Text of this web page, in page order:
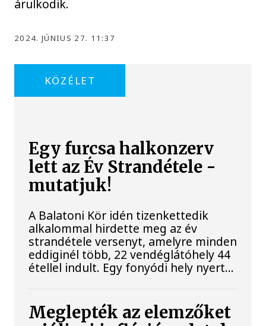
árulkodik.
2024. JÚNIUS 27. 11:37
KÖZÉLET
Egy furcsa halkonzerv
lett az Év Strandétele -
mutatjuk!
A Balatoni Kör idén tizenkettedik
alkalommal hirdette meg az év
strandétele versenyt, amelyre minden
eddiginél több, 22 vendéglátóhely 44
étellel indult. Egy fonyódi hely nyert...
Meglepték az elemzőket